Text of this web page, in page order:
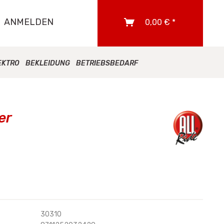
ANMELDEN 0,00 € *
BEKLEIDUNG BETRIEBSBEDARF
30310